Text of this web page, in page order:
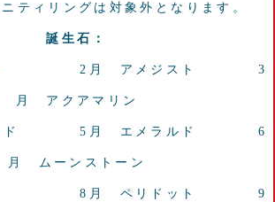
ティリングは対象外となります。
誕生石：
ット 2月 アメジスト 3
月 アクアマリン
ンド 5月 エメラルド 6
月 ムーンストーン
8月 ペリドット 9